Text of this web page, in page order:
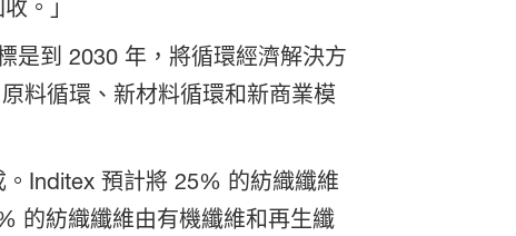
。」
是到 2030 年，將循環經濟解決方
料循環、新材料循環和新商業模
Inditex 預計將 25% 的紡織纖維
的紡織纖維由有機纖維和再生纖